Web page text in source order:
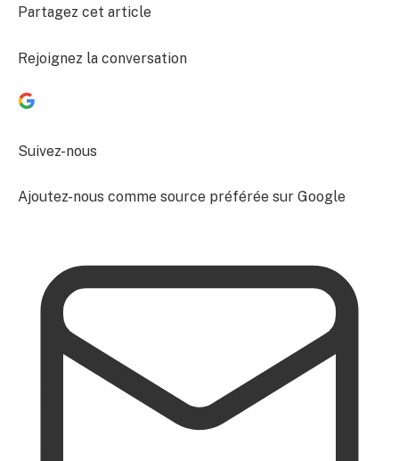
Partagez cet article
Rejoignez la conversation
Suivez-nous
Ajoutez-nous comme source préférée sur Google